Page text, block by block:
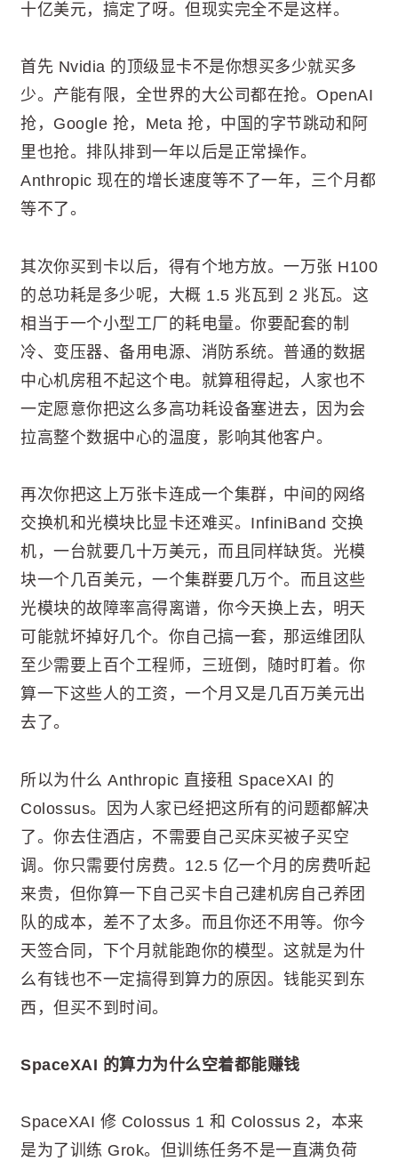
十亿美元，搞定了呀。但现实完全不是这样。
首先 Nvidia 的顶级显卡不是你想买多少就买多
少。产能有限，全世界的大公司都在抢。OpenAI
抢，Google 抢，Meta 抢，中国的字节跳动和阿
里也抢。排队排到一年以后是正常操作。
Anthropic 现在的增长速度等不了一年，三个月都
等不了。
其次你买到卡以后，得有个地方放。一万张 H100
的总功耗是多少呢，大概 1.5 兆瓦到 2 兆瓦。这
相当于一个小型工厂的耗电量。你要配套的制
冷、变压器、备用电源、消防系统。普通的数据
中心机房租不起这个电。就算租得起，人家也不
一定愿意你把这么多高功耗设备塞进去，因为会
拉高整个数据中心的温度，影响其他客户。
再次你把这上万张卡连成一个集群，中间的网络
交换机和光模块比显卡还难买。InfiniBand 交换
机，一台就要几十万美元，而且同样缺货。光模
块一个几百美元，一个集群要几万个。而且这些
光模块的故障率高得离谱，你今天换上去，明天
可能就坏掉好几个。你自己搞一套，那运维团队
至少需要上百个工程师，三班倒，随时盯着。你
算一下这些人的工资，一个月又是几百万美元出
去了。
所以为什么 Anthropic 直接租 SpaceXAI 的
Colossus。因为人家已经把这所有的问题都解决
了。你去住酒店，不需要自己买床买被子买空
调。你只需要付房费。12.5 亿一个月的房费听起
来贵，但你算一下自己买卡自己建机房自己养团
队的成本，差不了太多。而且你还不用等。你今
天签合同，下个月就能跑你的模型。这就是为什
么有钱也不一定搞得到算力的原因。钱能买到东
西，但买不到时间。
SpaceXAI 的算力为什么空着都能赚钱
SpaceXAI 修 Colossus 1 和 Colossus 2，本来
是为了训练 Grok。但训练任务不是一直满负荷